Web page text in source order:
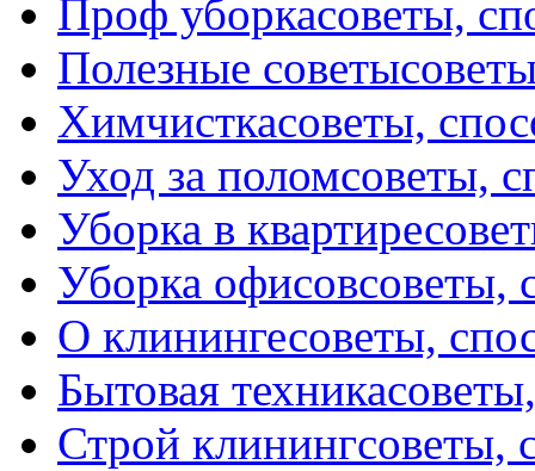
Проф уборкасоветы,
Полезные советы
Химчисткасоветы,
Уход за поломсоветы,
Уборка в квартире
Уборка офисовсоветы,
О клинингесоветы,
Бытовая техника
Строй клинингсоветы,